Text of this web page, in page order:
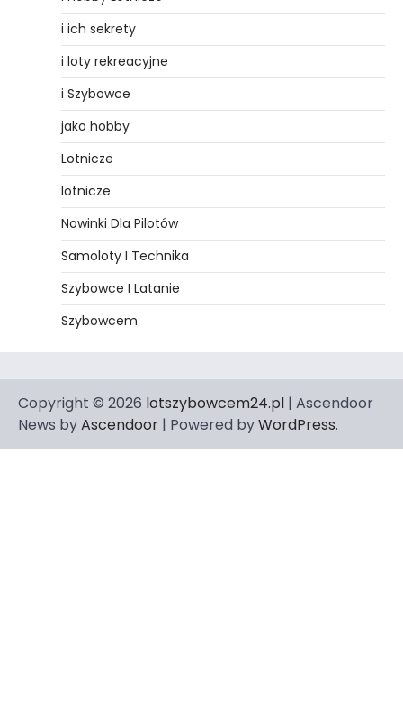
i ich sekrety
i loty rekreacyjne
i Szybowce
jako hobby
Lotnicze
lotnicze
Nowinki Dla Pilotów
Samoloty I Technika
Szybowce I Latanie
Szybowcem
Copyright © 2026 lotszybowcem24.pl | Ascendoor
News byAscendoor | Powered byWordPress.